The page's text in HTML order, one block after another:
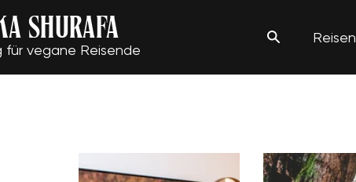
für vegane Reisende
SHURAFA Reisen